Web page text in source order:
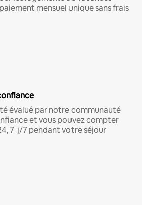
mensuel unique sans frais
évalué par notre communauté
et vous pouvez compter
7 j/7 pendant votre séjour